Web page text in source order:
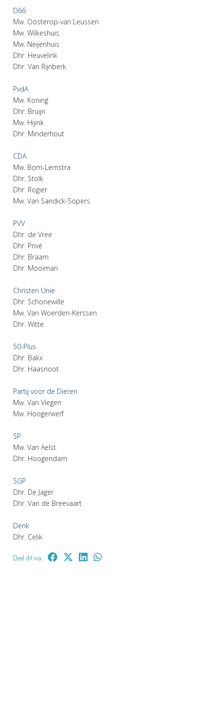
D66
Mw. Oosterop-van Leussen
Mw. Wilkeshuis
Mw. Neijenhuis
Dhr. Heuvelink
Dhr. Van Rijnberk
PvdA
Mw. Koning
Dhr. Bruijn
Mw. Hijink
Dhr. Minderhout
CDA
Mw. Bom-Lemstra
Dhr. Stolk
Dhr. Rogier
Mw. Van Sandick-Sopers
PVV
Dhr. de Vree
Dhr. Privé
Dhr. Braam
Dhr. Mooiman
Christen Unie
Dhr. Schonewille
Mw. Van Woerden-Kerssen
Dhr. Witte
50-Plus
Dhr. Bakx
Dhr. Haasnoot
Partij voor de Dieren
Mw. Van Viegen
Mw. Hoogerwerf
SP
Mw. Van Aelst
Dhr. Hoogendam
SGP
Dhr. De Jager
Dhr. Van de Breevaart
Denk
Dhr. Celik
Deel dit via: